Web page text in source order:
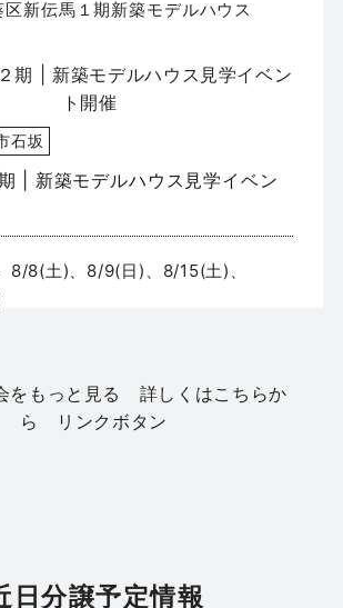
区新伝馬１期新築モデルハウス
石坂
| 新築モデルハウス見学イベン
8/8(土)、8/9(日)、8/15(土)、
8/31㈪
日分譲予定情報